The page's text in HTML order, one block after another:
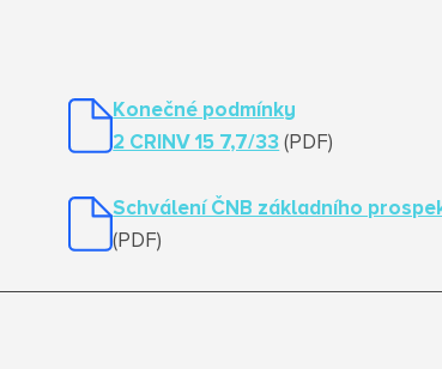
Konečné podmínky
2 CRINV 15 7,7/33 (PDF)
Schválení ČNB základního
(PDF)